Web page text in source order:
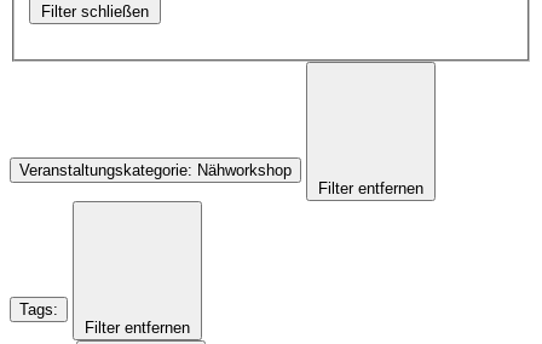
Filter schließen
Veranstaltungskategorie: Nähworkshop
Filter entfernen
Tags:
Filter entfernen